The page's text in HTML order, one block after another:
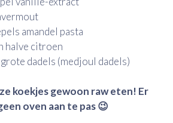
amandel pasta
halve citroen
dadels (medjoul dadels)
koekjes gewoon raw eten! Er
oven aan te pas 😉